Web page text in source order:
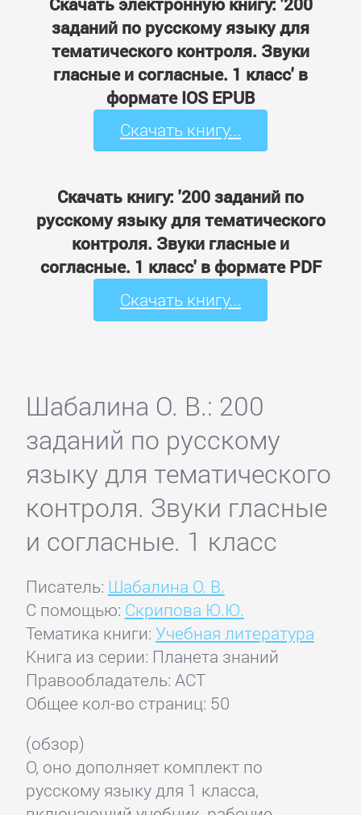
заданий по русскому языку для
тематического контроля. Звуки
гласные и согласные. 1 класс' в
формате IOS EPUB
Скачать книгу...
Скачать книгу: '200 заданий по
русскому языку для тематического
контроля. Звуки гласные и
согласные. 1 класс' в формате PDF
Скачать книгу...
Шабалина О. В.: 200
заданий по русскому
языку для тематического
контроля. Звуки гласные
и согласные. 1 класс
Писатель: Шабалина О. В.
С помощью: Скрипова Ю.Ю.
Тематика книги: Учебная литература
Книга из серии: Планета знаний
Правообладатель: АСТ
Общее кол-во страниц: 50
(обзор)
О, оно дополняет комплект по
русскому языку для 1 класса,